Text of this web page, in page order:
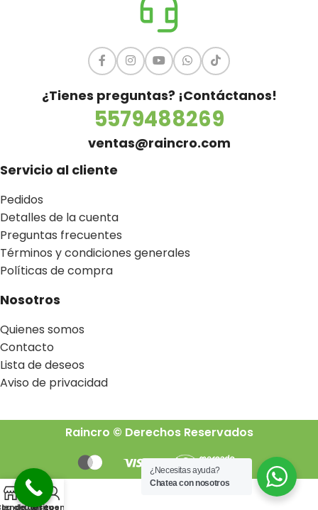
¿Tienes preguntas? ¡Contáctanos!
5579488269
ventas@raincro.com
Servicio al cliente
Pedidos
Detalles de la cuenta
Preguntas frecuentes
Términos y condiciones generales
Políticas de compra
Nosotros
Quienes somos
Contacto
Lista de deseos
Aviso de privacidad
Raincro © Derechos Reservados
¿Necesitas ayuda?
Chatea con nosotros
de deseos
Carrito
Mi cuenta